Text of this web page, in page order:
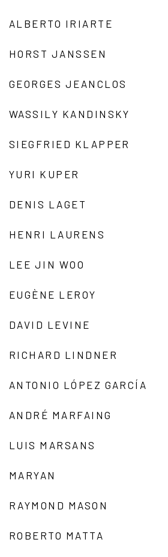
ALBERTO IRIARTE
HORST JANSSEN
GEORGES JEANCLOS
WASSILY KANDINSKY
SIEGFRIED KLAPPER
YURI KUPER
DENIS LAGET
HENRI LAURENS
LEE JIN WOO
EUGÈNE LEROY
DAVID LEVINE
RICHARD LINDNER
ANTONIO LÓPEZ GARCÍA
ANDRÉ MARFAING
LUIS MARSANS
MARYAN
RAYMOND MASON
ROBERTO MATTA